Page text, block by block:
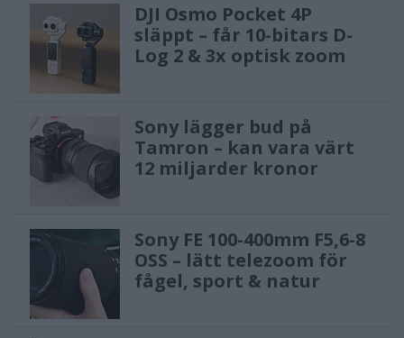
DJI Osmo Pocket 4P
släppt – får 10-bitars D-
Log 2 & 3x optisk zoom
Sony lägger bud på
Tamron – kan vara värt
12 miljarder kronor
Sony FE 100-400mm F5,6-8
OSS – lätt telezoom för
fågel, sport & natur